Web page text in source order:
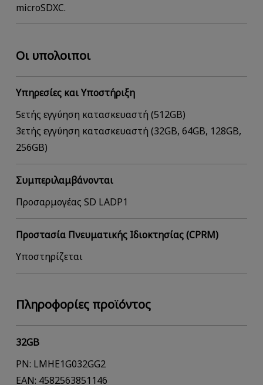
microSDXC.
Οι υπολοιποι
Υπηρεσίες και Υποστήριξη
5ετής εγγύηση κατασκευαστή (512GB)
3ετής εγγύηση κατασκευαστή (32GB, 64GB, 128GB,
256GB)
Συμπεριλαμβάνονται
Προσαρμογέας SD LADP1
Προστασία Πνευματικής Ιδιοκτησίας (CPRM)
Υποστηρίζεται
Πληροφορίες προϊόντος
32GB
PN: LMHE1G032GG2
EAN: 4582563851146